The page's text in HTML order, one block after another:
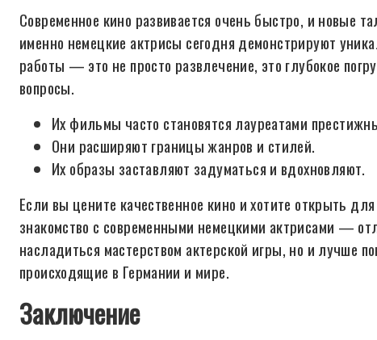
Современное кино развивается очень быстро, и новые
именно немецкие актрисы сегодня демонстрируют
работы — это не просто развлечение, это глубокое
вопросы.
Их фильмы часто становятся лауреатами
Они расширяют границы жанров и стилей.
Их образы заставляют задуматься и вдохновляют.
Если вы цените качественное кино и хотите открыть
знакомство с современными немецкими актрисами —
насладиться мастерством актерской игры, но и лучше
происходящие в Германии и мире.
Заключение